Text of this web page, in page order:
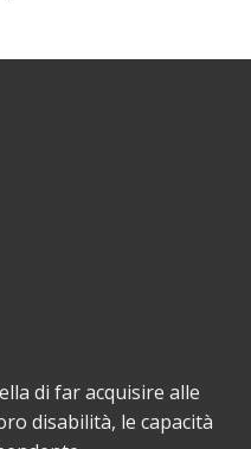
di far acquisire alle
disabilità, le capacità